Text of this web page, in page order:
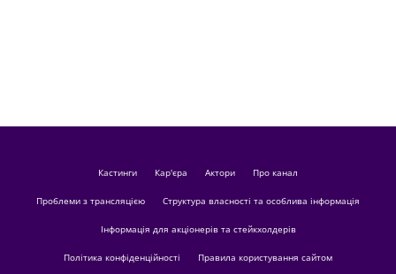
кастинги Кар'єра актори Про канал
Проблеми з трансляцією Структура власності та особлива інформація
Інформація для акціонерів та стейкхолдерів
Політика конфіденційності Правила користування сайтом